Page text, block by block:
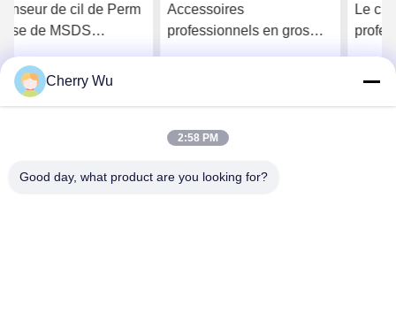
Accessoires
professionnels en gros
formation d'extension de
cil de boîte de Lash
Obtenez le meilleur prix
Le cil permanent fortement
professionnel Perm de
Cherry Wu
2:58 PM
Good day, what product are you looking for?